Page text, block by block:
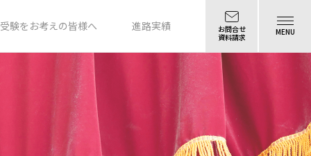
受験をお考えの皆様へ 進路実績
お問合せ
資料請求
MENU